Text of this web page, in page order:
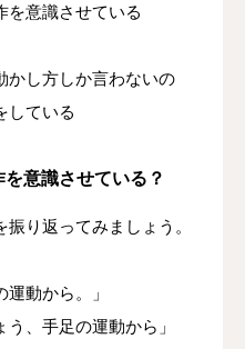
意識させている
し方しか言わないの
している
意識させている？
振り返ってみましょう。
運動から。」
う、手足の運動から」